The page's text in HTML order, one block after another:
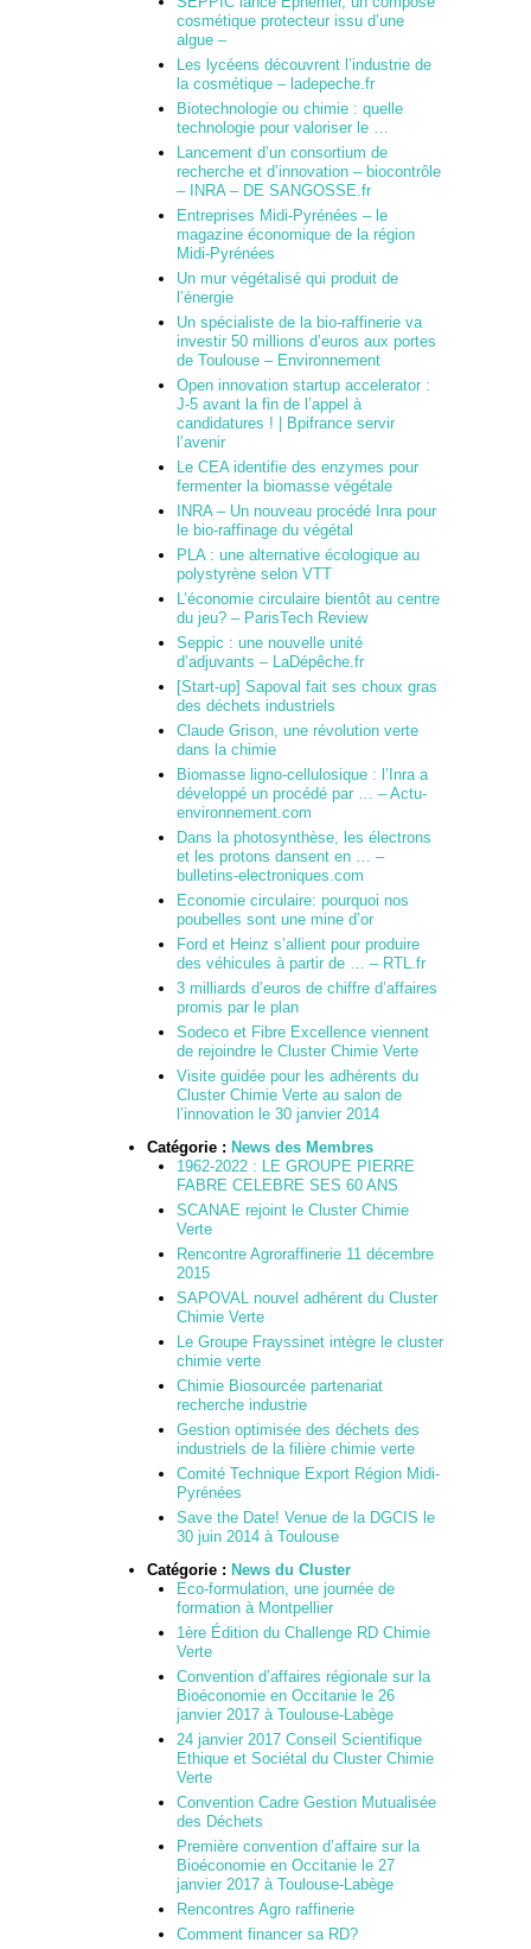
cosmétique protecteur issu d’une
algue –
Les lycéens découvrent l’industrie de
la cosmétique – ladepeche.fr
Biotechnologie ou chimie : quelle
technologie pour valoriser le …
Lancement d’un consortium de
recherche et d’innovation – biocontrôle
– INRA – DE SANGOSSE.fr
Entreprises Midi-Pyrénées – le
magazine économique de la région
Midi-Pyrénées
Un mur végétalisé qui produit de
l’énergie
Un spécialiste de la bio-raffinerie va
investir 50 millions d’euros aux portes
de Toulouse – Environnement
Open innovation startup accelerator :
J-5 avant la fin de l’appel à
candidatures ! | Bpifrance servir
l’avenir
Le CEA identifie des enzymes pour
fermenter la biomasse végétale
INRA – Un nouveau procédé Inra pour
le bio-raffinage du végétal
PLA : une alternative écologique au
polystyrène selon VTT
L’économie circulaire bientôt au centre
du jeu? – ParisTech Review
Seppic : une nouvelle unité
d’adjuvants – LaDépêche.fr
[Start-up] Sapoval fait ses choux gras
des déchets industriels
Claude Grison, une révolution verte
dans la chimie
Biomasse ligno-cellulosique : l’Inra a
développé un procédé par … – Actu-
environnement.com
Dans la photosynthèse, les électrons
et les protons dansent en … –
bulletins-electroniques.com
Economie circulaire: pourquoi nos
poubelles sont une mine d’or
Ford et Heinz s’allient pour produire
des véhicules à partir de … – RTL.fr
3 milliards d’euros de chiffre d’affaires
promis par le plan
Sodeco et Fibre Excellence viennent
de rejoindre le Cluster Chimie Verte
Visite guidée pour les adhérents du
Cluster Chimie Verte au salon de
l’innovation le 30 janvier 2014
Catégorie : News des Membres
1962-2022 : LE GROUPE PIERRE
FABRE CELEBRE SES 60 ANS
SCANAE rejoint le Cluster Chimie
Verte
Rencontre Agroraffinerie 11 décembre
2015
SAPOVAL nouvel adhérent du Cluster
Chimie Verte
Le Groupe Frayssinet intègre le cluster
chimie verte
Chimie Biosourcée partenariat
recherche industrie
Gestion optimisée des déchets des
industriels de la filière chimie verte
Comité Technique Export Région Midi-
Pyrénées
Save the Date! Venue de la DGCIS le
30 juin 2014 à Toulouse
Catégorie : News du Cluster
Eco-formulation, une journée de
formation à Montpellier
1ère Édition du Challenge RD Chimie
Verte
Convention d’affaires régionale sur la
Bioéconomie en Occitanie le 26
janvier 2017 à Toulouse-Labège
24 janvier 2017 Conseil Scientifique
Ethique et Sociétal du Cluster Chimie
Verte
Convention Cadre Gestion Mutualisée
des Déchets
Première convention d’affaire sur la
Bioéconomie en Occitanie le 27
janvier 2017 à Toulouse-Labège
Rencontres Agro raffinerie
Comment financer sa RD?